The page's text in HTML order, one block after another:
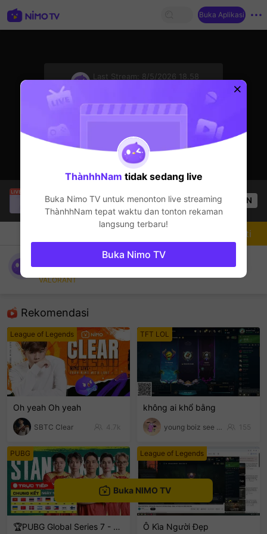
Buka Aplikasi
Last Stream:
8/5/2026 18.58
Kiitwy
sedang siaran langsung!
VALORANT
55 Penonton OPEN
ThànhhNam
VALORANT
Rekomendasi
League of Legends
Oh yeah Oh yeah
SBTC Clear 4.7k
TFT LOL
không ai khổ bằng
155
PUBG
🏆PUBG Global Series 7 - PGS 7
League of Legends
Ô Kìa Người Đẹp
Mengikuti
Buka NIMO TV
ThànhhNam tidak sedang live
Buka Nimo TV untuk menonton live streaming
ThànhhNam tepat waktu dan tonton rekaman
langsung terbaru!
Buka Nimo TV